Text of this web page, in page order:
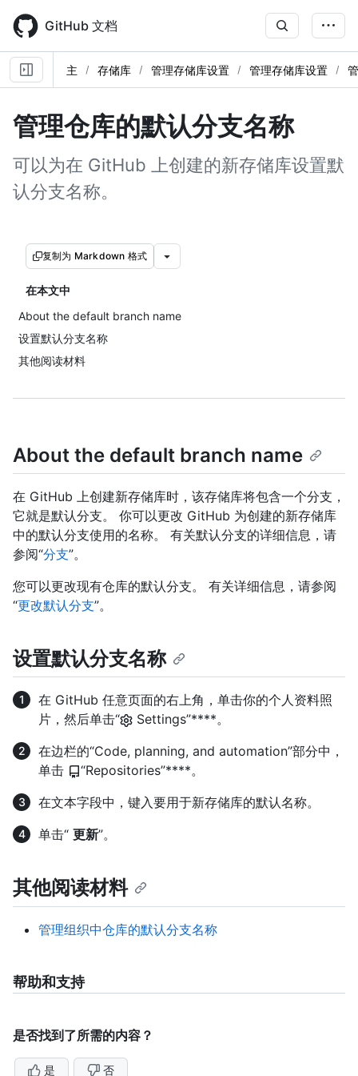
main
content
GitHub 文档
主 存储库 管理存储库设置 管理存储库设置
管理仓库的默认分支名称
可以为在 GitHub 上创建的新存储库设置默
认分支名称。
复制为 Markdown 格式
在本文中
About the default branch name
设置默认分支名称
其他阅读材料
About the default branch name
在 GitHub 上创建新存储库时，该存储库将包含一个分支，
它就是默认分支。 你可以更改 GitHub 为创建的新存储库
中的默认分支使用的名称。 有关默认分支的详细信息，请
参阅“分支”。
您可以更改现有仓库的默认分支。 有关详细信息，请参阅
“更改默认分支”。
设置默认分支名称
在 GitHub 任意页面的右上角，单击你的个人资料照
片，然后单击“
Settings”****。
在边栏的“Code, planning, and automation”部分中，
单击
“Repositories”****。
在文本字段中，键入要用于新存储库的默认名称。
单击“ 更新”。
其他阅读材料
管理组织中仓库的默认分支名称
帮助和支持
是否找到了所需的内容？
是 否